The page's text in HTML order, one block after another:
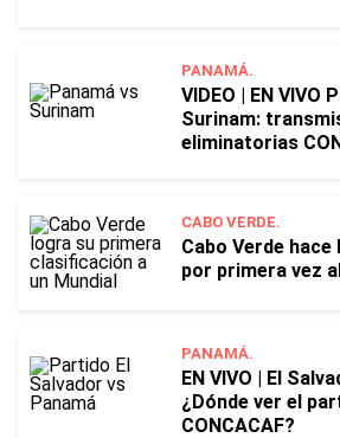
PANAMÁ.
VIDEO | EN VIVO
Surinam:
eliminatorias
CABO VERDE.
Cabo Verde
por primera vez
PANAMÁ.
EN VIVO | El
¿Dónde ver el
CONCACAF?